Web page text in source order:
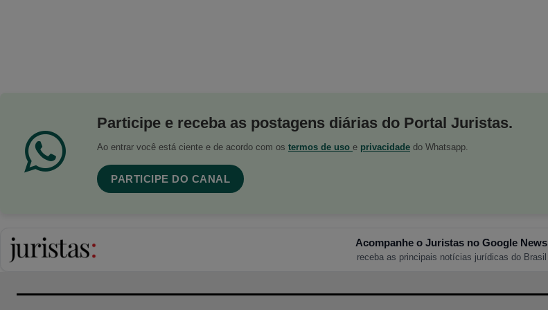
Participe e receba as postagens diárias do Portal Juristas.
Ao entrar você está ciente e de acordo com os termos de uso e privacidade do Whatsapp.
PARTICIPE DO CANAL
Acompanhe o Juristas no Google News
receba as principais notícias jurídicas do Brasil